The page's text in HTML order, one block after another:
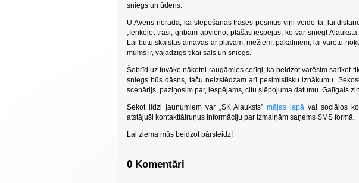
sniegs un ūdens.
U.Avens norāda, ka slēpošanas trases posmus viņi veido tā, lai
„Ierīkojot trasi, gribam apvienot plašās iespējas, ko var sniegt
Lai būtu skaistas ainavas ar pļavām, mežiem, pakalniem, lai varētu
mums ir, vajadzīgs tikai sals un sniegs.
Šobrīd uz tuvāko nākotni raugāmies cerīgi, ka beidzot varēsim sarīkot
sniegs būs dāsns, taču neizslēdzam arī pesimistisku iznākumu.
scenārijs, paziņosim par, iespējams, citu slēpojuma datumu. Galīgais
Sekot līdzi jaunumiem var „SK Alauksts”mājas lapā vai sociālos
atstājuši kontakttālruņus informāciju par izmaiņām saņems SMS formā.
Lai ziema mūs beidzot pārsteidz!
0 Komentāri